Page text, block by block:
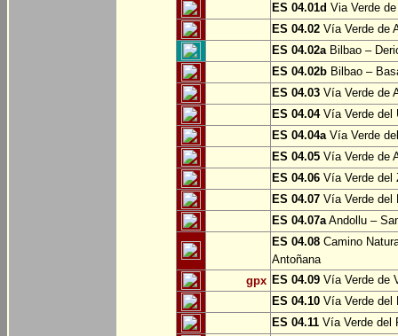
ES 04.01d Via Verde
ES 04.02 Vía Verde de
ES 04.02aBilbao –
ES 04.02b Bilbao –
ES 04.03 Vía Verde de
ES 04.04Vía Verde del
ES 04.04aVía Verde
ES 04.05 Vía Verde de
ES 04.06 Vía Verde del
ES 04.07 Vía Verde del
ES 04.07aAndollu –
ES 04.08 Camino
Antoñana
gpx ES 04.09 Vía Verde de
ES 04.10 Vía Verde del
ES 04.11 Vía Verde del